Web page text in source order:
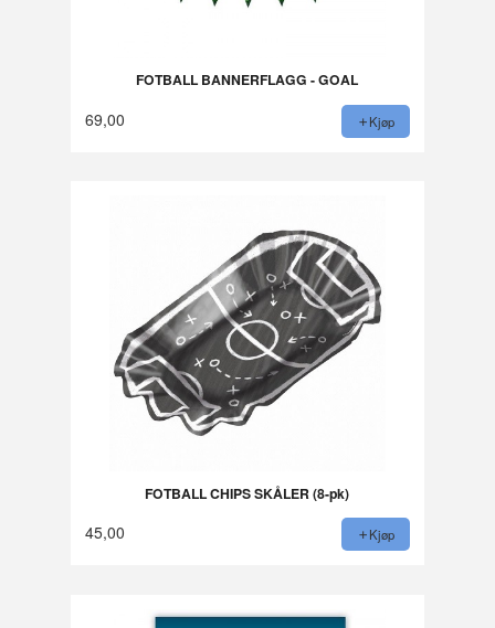
FOTBALL BANNERFLAGG - GOAL
69,00 Kjøp
FOTBALL CHIPS SKÅLER (8-pk)
45,00 Kjøp